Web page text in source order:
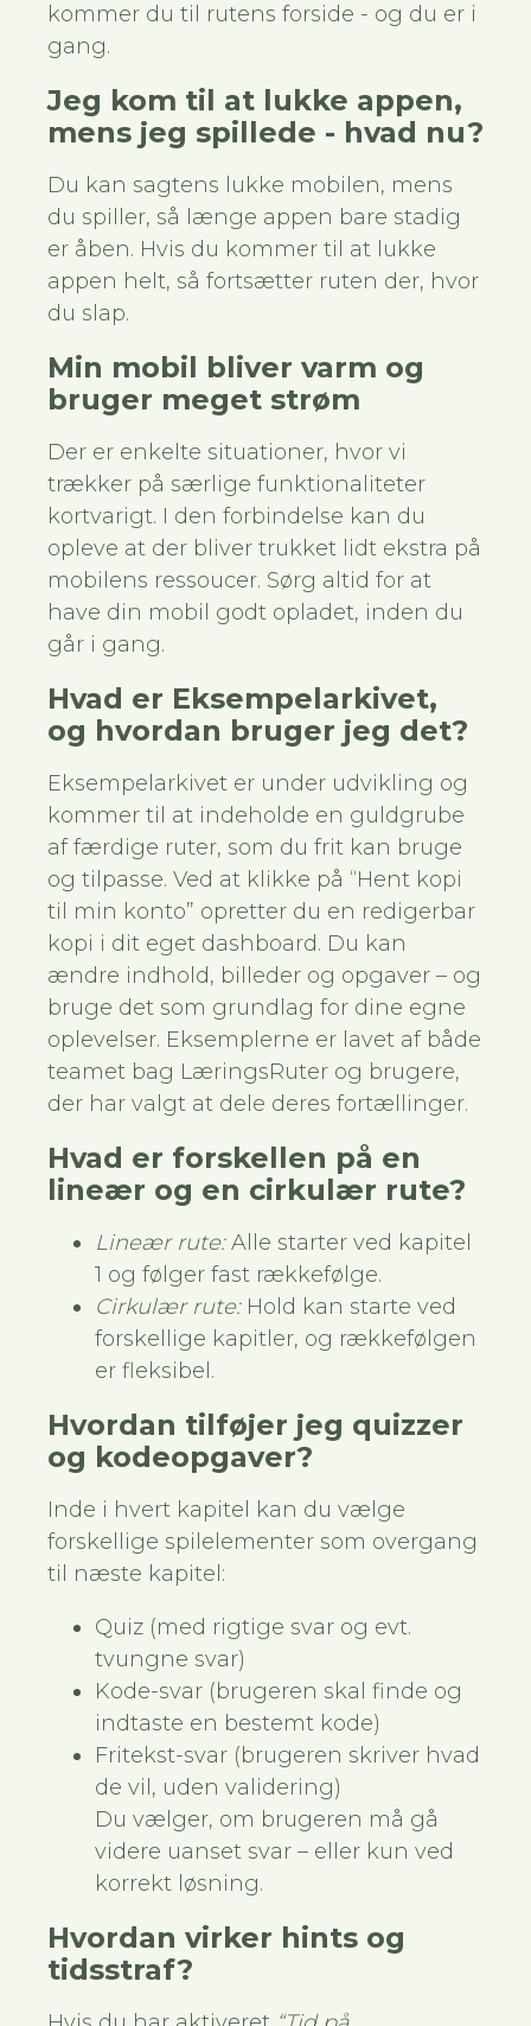
kommer du til rutens forside - og du er i
gang.
Jeg kom til at lukke appen,
mens jeg spillede - hvad nu?
Du kan sagtens lukke mobilen, mens
du spiller, så længe appen bare stadig
er åben. Hvis du kommer til at lukke
appen helt, så fortsætter ruten der, hvor
du slap.
Min mobil bliver varm og
bruger meget strøm
Der er enkelte situationer, hvor vi
trækker på særlige funktionaliteter
kortvarigt. I den forbindelse kan du
opleve at der bliver trukket lidt ekstra på
mobilens ressoucer. Sørg altid for at
have din mobil godt opladet, inden du
går i gang.
Hvad er Eksempelarkivet,
og hvordan bruger jeg det?
Eksempelarkivet er under udvikling og
kommer til at indeholde en guldgrube
af færdige ruter, som du frit kan bruge
og tilpasse. Ved at klikke på “Hent kopi
til min konto” opretter du en redigerbar
kopi i dit eget dashboard. Du kan
ændre indhold, billeder og opgaver – og
bruge det som grundlag for dine egne
oplevelser. Eksemplerne er lavet af både
teamet bag LæringsRuter og brugere,
der har valgt at dele deres fortællinger.
Hvad er forskellen på en
lineær og en cirkulær rute?
Lineær rute:Alle starter ved kapitel
1 og følger fast rækkefølge.
Cirkulær rute:Hold kan starte ved
forskellige kapitler, og rækkefølgen
er fleksibel.
Hvordan tilføjer jeg quizzer
og kodeopgaver?
Inde i hvert kapitel kan du vælge
forskellige spilelementer som overgang
til næste kapitel:
Quiz (med rigtige svar og evt.
tvungne svar)
Kode-svar (brugeren skal finde og
indtaste en bestemt kode)
Fritekst-svar (brugeren skriver hvad
de vil, uden validering)
Du vælger, om brugeren må gå
videre uanset svar – eller kun ved
korrekt løsning.
Hvordan virker hints og
tidsstraf?